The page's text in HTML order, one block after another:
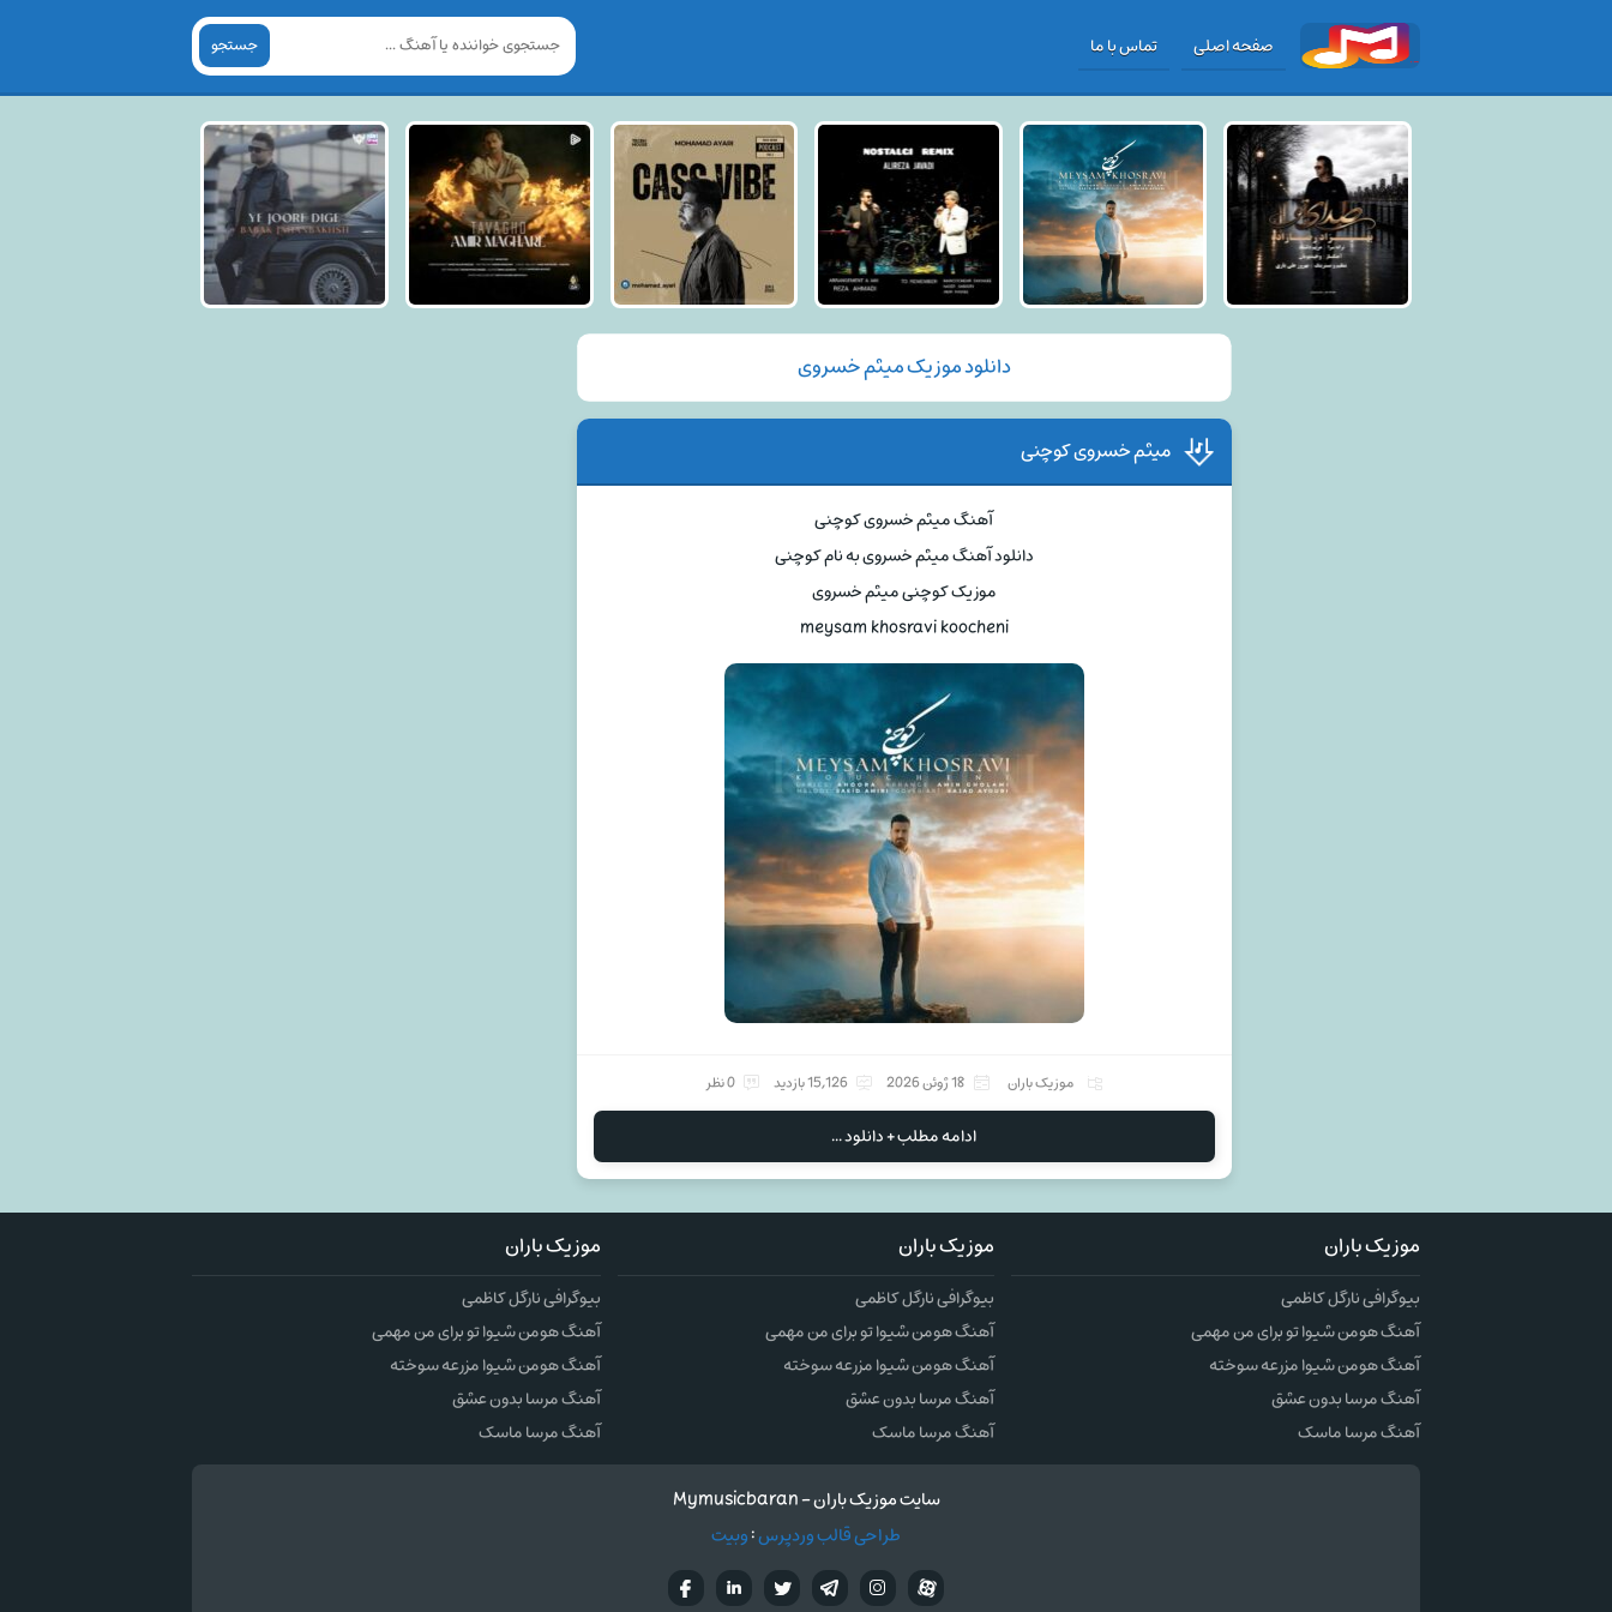
صفحه اصلی تماس با ما جستجو
دانلود موزیک میثم خسروی
میثم خسروی کوچنی
آهنگ میثم خسروی کوچنی
دانلود آهنگ میثم خسروی به نام کوچنی
موزیک کوچنی میثم خسروی
meysam khosravi koocheni
موزیک باران 18 ژوئن 2026 15,126 بازدید 0 نظر
ادامه مطلب + دانلود ...
موزیک باران
بیوگرافی نارگل کاظمی
آهنگ هومن شیوا تو برای من مهمی
آهنگ هومن شیوا مزرعه سوخته
آهنگ مرسا بدون عشق
آهنگ مرسا ماسک
موزیک باران
بیوگرافی نارگل کاظمی
آهنگ هومن شیوا تو برای من مهمی
آهنگ هومن شیوا مزرعه سوخته
آهنگ مرسا بدون عشق
آهنگ مرسا ماسک
موزیک باران
بیوگرافی نارگل کاظمی
آهنگ هومن شیوا تو برای من مهمی
آهنگ هومن شیوا مزرعه سوخته
آهنگ مرسا بدون عشق
آهنگ مرسا ماسک
سایت موزیک باران - Mymusicbaran
طراحی قالب وردپرس:وبیت
تويترتلگرام
اینستاگرام آپارات